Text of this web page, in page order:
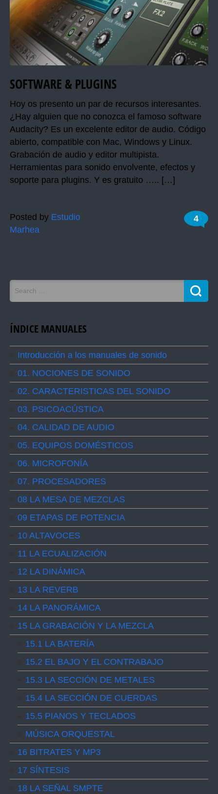
SOFTWARE & PLUGINS
Hoy os presento un par de recursos interesantes.
¿Hay alguien que no conozca el famoso software
Audacity? Es un excelente editor de audio. Código
abierto, compatible con Mac, Windows y Linux.
Grabación de audio y editor multipista.
Herramientas para sonido envolvente, efectos y
soporte para plugins. Y es gratuito ….. […]
Posted by Estudio
Marhea
4
ÍNDICE MANUALES
Introducción a los manuales de sonido
01. NOCIONES DE SONIDO
02. CARACTERISTICAS DEL SONIDO
03. PSICOACÚSTICA
04. CALIDAD DE AUDIO
05. EQUIPOS DOMÉSTICOS
06. MICROFONÍA
07. PROCESADORES
08 LA MESA DE MEZCLAS
09 ETAPAS DE POTENCIA
10 ALTAVOCES
11 LA ECUALIZACIÓN
12 LA DINÁMICA
13 LA REVERB
14 LA PANORÁMICA
15 LA GRABACIÓN Y LA MEZCLA
15.1 LA BATERÍA
15.2 EL BAJO Y EL CONTRABAJO
15.3 LA SECCIÓN DE METALES
15.4 LA SECCIÓN DE CUERDAS
15.5 PIANOS Y TECLADOS
MÚSICA ORQUESTAL
16 BITRATES Y MP3
17 SÍNTESIS
18 LA SEÑAL SMPTE